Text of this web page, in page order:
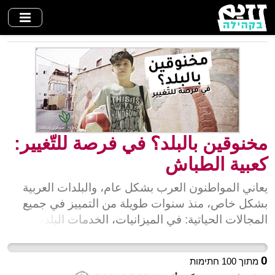
Skip
main
مخنوقين بالبلد؟ في فرصة للتّغيير:
كعبية الطباش
يعاني المواطنون العرب بشكل عام، والبلدات العربية
بشكل خاص، منذ سنوات طويلة من التمييز في جميع
المجالات الحياتية: في الميزانيات، الخدمات البلدية،
والأهم من ذلك كله - التّمييز في توزيع الأراضي الذي
تعود جذوره الى مصادرة الأراضي مع قيام الدولة، والّذي
0 מתוך 100 חתימות